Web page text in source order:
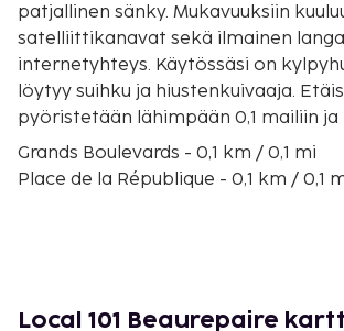
patjallinen sänky. Mukavuuksiin
satelliittikanavat sekä ilmainen
internetyhteys. Käytössäsi on
löytyy suihku ja hiustenkuivaaja.
pyöristetään lähimpään 0,1 mailiin
Grands Boulevards - 0,1 km / 0,1 mi
Place de la République - 0,1 km / 0,1
Grévinin museo - 1,7 km / 1,1 mi
Local 101 Beaurepaire